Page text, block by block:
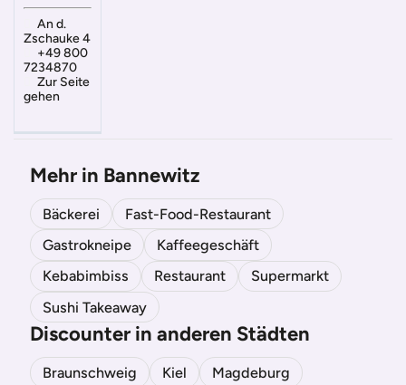
An d.
Zschauke 4
+49 800
7234870
Zur Seite
gehen
Mehr in Bannewitz
Bäckerei
Fast-Food-Restaurant
Gastrokneipe
Kaffeegeschäft
Kebabimbiss
Restaurant
Supermarkt
Sushi Takeaway
Discounter in anderen Städten
Braunschweig Kiel Magdeburg